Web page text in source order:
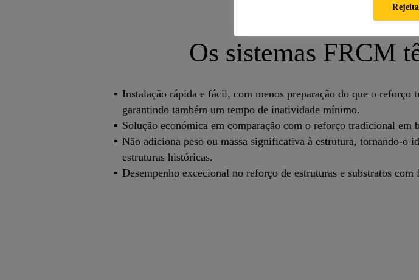
Os sistemas FRCM
Instalação rápida e fácil, com menos preparação do que o reforço
garantindo também um tempo de inatividade mínimo.
Solução económica em comparação com o reforço tradicional em
Não adiciona peso ou massa significativa à estrutura, tornando-o
estruturas históricas.
Desempenho excecional no reforço de estruturas e substratos com